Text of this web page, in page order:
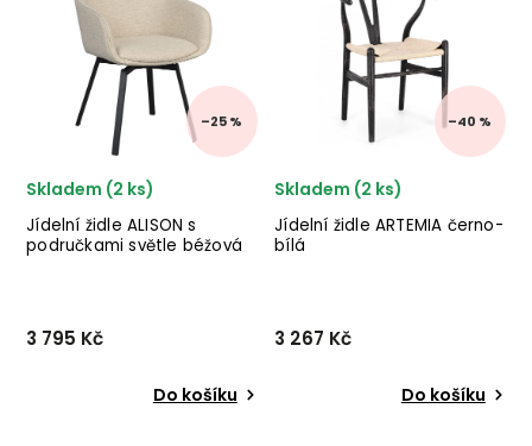
nohou a růžového sametu.
✅ krásný nábytek ✅ kvalitní
materiály ✅ ne...
dřevěných nohou a šedého
sedáku. ✅ krásný nábytek
✅ kvalitní materiály ✅ n...
–25 %
Jídelní židle ALISON s
područkami světle béžová
Skladem (2 ks)
3 795 Kč
Do košíku
–40 %
Jídelní židle ARTEMIA černo-
bílá
Skladem (2 ks)
3 267 Kč
Do košíku